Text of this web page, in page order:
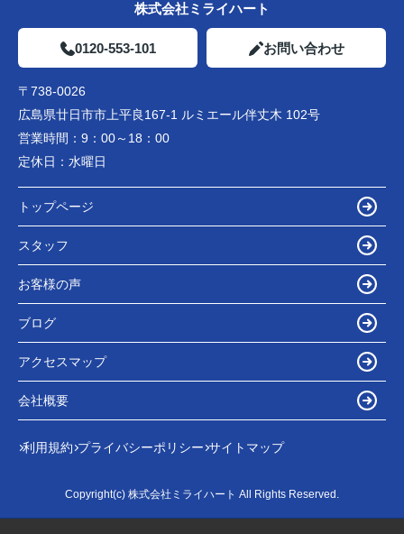
株式会社ミライハート
0120-553-101 お問い合わせ
〒738-0026
広島県廿日市市上平良167-1 ルミエール伴丈木 102号
営業時間： 9：00～18：00
定休日： 水曜日
トップページ
スタッフ
お客様の声
ブログ
アクセスマップ
会社概要
利用規約 プライバシーポリシー サイトマップ
Copyright(c) 株式会社ミライハート All Rights Reserved.